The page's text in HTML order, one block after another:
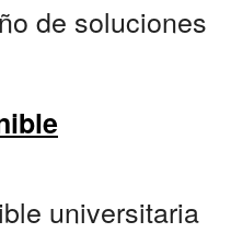
de soluciones
universitaria